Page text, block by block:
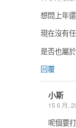
想問上年
現在沒有
是否也屬
回覆
小斯
15 6 月,
呢個要